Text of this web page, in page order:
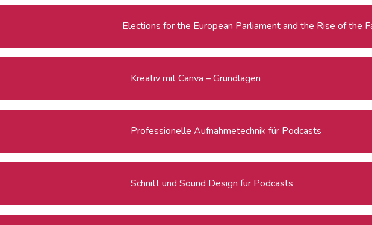
Kreativ mit Canva – Grundlagen
Professionelle Aufnahmetechnik für Podcasts
Schnitt und Sound Design für Podcasts